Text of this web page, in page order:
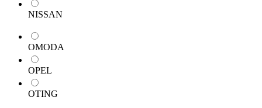
NISSAN
OMODA
OPEL
OTING